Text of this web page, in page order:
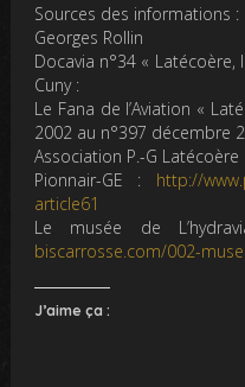
Sources des informations :
Georges Rollin
Docavia n°34 « Latécoère,
Cuny :
Le Fana de l’Aviation «
2002 au n°397 décembre
Association P.-G Latécoère
Pionnair-GE : http://
article61
Le musée de
biscarrosse.com/002-
J’aime ça :